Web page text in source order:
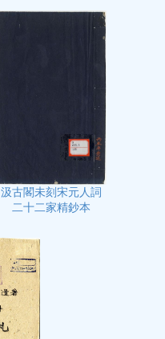
汲古閣未刻宋元人詞
二十二家精鈔本